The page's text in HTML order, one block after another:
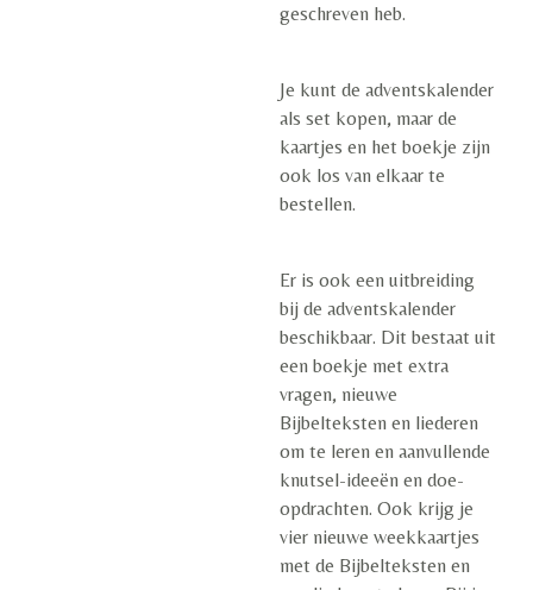
geschreven heb.
Je kunt de adventskalender
als set kopen, maar de
kaartjes en het boekje zijn
ook los van elkaar te
bestellen.
Er is ook een uitbreiding
bij de adventskalender
beschikbaar. Dit bestaat uit
een boekje met extra
vragen, nieuwe
Bijbelteksten en liederen
om te leren en aanvullende
knutsel-ideeën en doe-
opdrachten. Ook krijg je
vier nieuwe weekkaartjes
met de Bijbelteksten en